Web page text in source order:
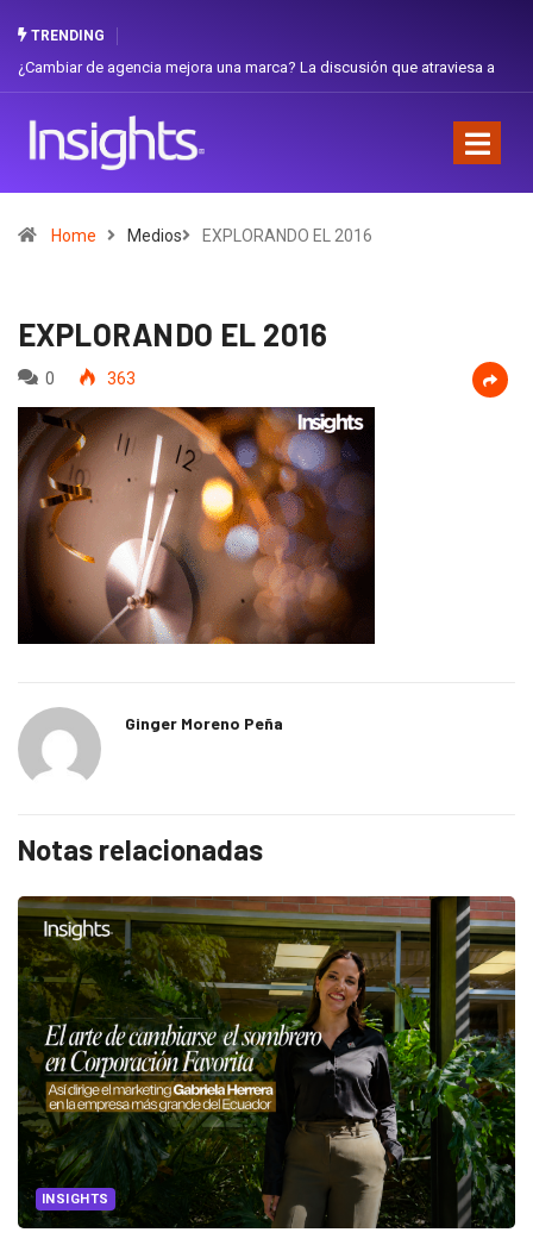
TRENDING
de agencia mejora una marca? La discusión que atraviesa a
Home Medios EXPLORANDO EL 2016
EXPLORANDO EL 2016
0 363
Ginger Moreno Peña
Notas relacionadas
INSIGHTS